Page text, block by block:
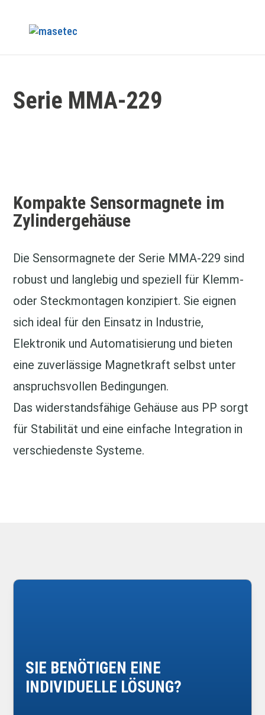
Serie MMA-229
Kompakte Sensormagnete im
Zylindergehäuse
Die Sensormagnete der Serie MMA‑229 sind
robust und langlebig und speziell für Klemm‑
oder Steckmontagen konzipiert. Sie eignen
sich ideal für den Einsatz in Industrie,
Elektronik und Automatisierung und bieten
eine zuverlässige Magnetkraft selbst unter
anspruchsvollen Bedingungen.
Das widerstandsfähige Gehäuse aus PP sorgt
für Stabilität und eine einfache Integration in
verschiedenste Systeme.
SIE BENÖTIGEN EINE
INDIVIDUELLE LÖSUNG?